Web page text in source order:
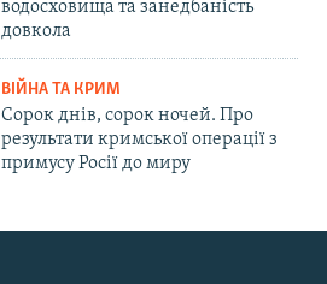
водосховища та занедбаність
довкола
ВІЙНА ТА КРИМ
Сорок днів, сорок ночей. Про
результати кримської операції з
примусу Росії до миру